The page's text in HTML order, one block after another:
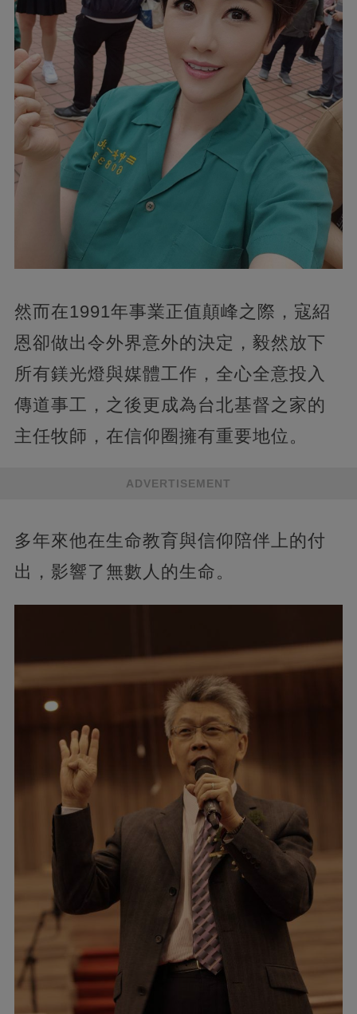
然而在1991年事業正值顛峰之際，寇紹
恩卻做出令外界意外的決定，毅然放下
所有鎂光燈與媒體工作，全心全意投入
傳道事工，之後更成為台北基督之家的
主任牧師，在信仰圈擁有重要地位。
ADVERTISEMENT
多年來他在生命教育與信仰陪伴上的付
出，影響了無數人的生命。